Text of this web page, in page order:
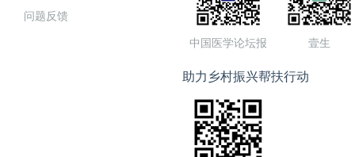
问题反馈
中国医学论坛报 壹生
助力乡村振兴帮扶行动